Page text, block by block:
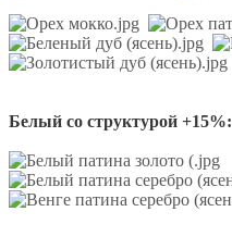
Белый со структурой +15%: